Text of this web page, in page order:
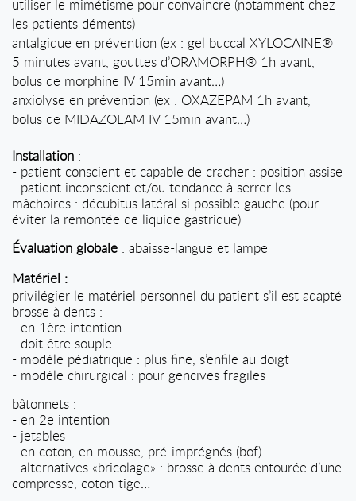
utiliser le mimétisme pour convaincre (notamment chez
les patients déments)
antalgique en prévention (ex : gel buccal XYLOCAÏNE®
5 minutes avant, gouttes d’ORAMORPH® 1h avant,
bolus de morphine IV 15min avant…)
anxiolyse en prévention (ex : OXAZEPAM 1h avant,
bolus de MIDAZOLAM IV 15min avant…)
Installation :
- patient conscient et capable de cracher : position assise
- patient inconscient et/ou tendance à serrer les
mâchoires : décubitus latéral si possible gauche (pour
éviter la remontée de liquide gastrique)
Évaluation globale : abaisse-langue et lampe
Matériel :
privilégier le matériel personnel du patient s’il est adapté
brosse à dents :
- en 1ère intention
- doit être souple
- modèle pédiatrique : plus fine, s’enfile au doigt
- modèle chirurgical : pour gencives fragiles
bâtonnets :
- en 2e intention
- jetables
- en coton, en mousse, pré-imprégnés (bof)
- alternatives «bricolage» : brosse à dents entourée d’une
compresse, coton-tige…